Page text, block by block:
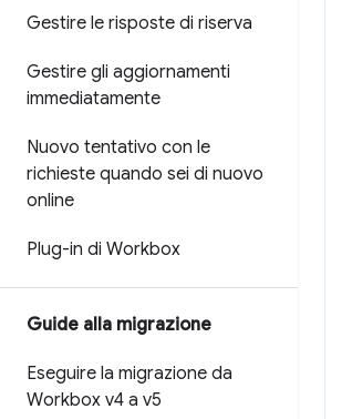
Gestire le risposte di riserva
Gestire gli aggiornamenti
immediatamente
Nuovo tentativo con le
richieste quando sei di nuovo
online
Plug-in di Workbox
Guide alla migrazione
Eseguire la migrazione da
Workbox v4 a v5